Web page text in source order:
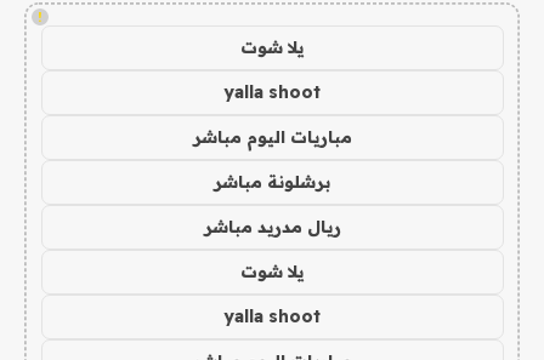
!
يلا شوت
yalla shoot
مباريات اليوم مباشر
برشلونة مباشر
ريال مدريد مباشر
يلا شوت
yalla shoot